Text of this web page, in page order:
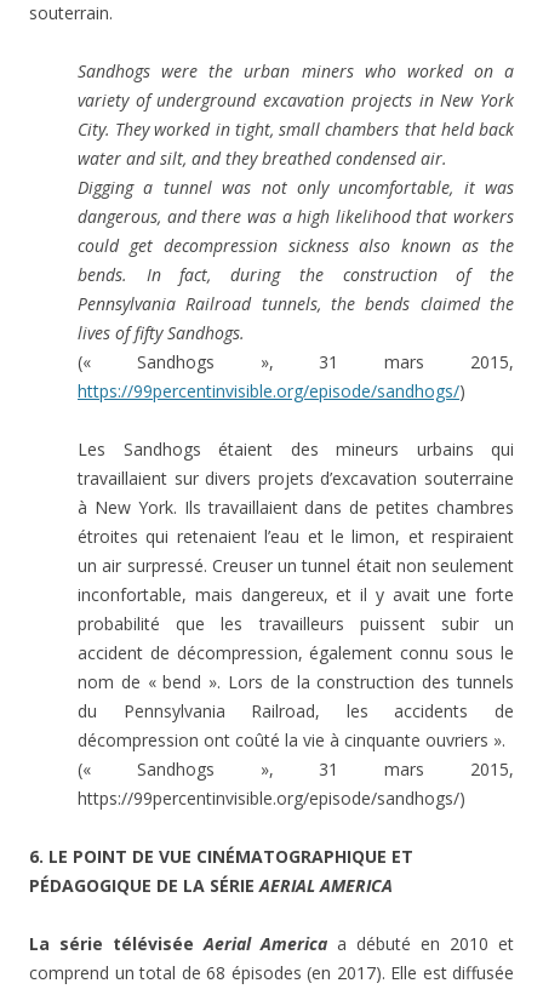
souterrain.
Sandhogs were the urban miners who worked on a
variety of underground excavation projects in New York
City. They worked in tight, small chambers that held back
water and silt, and they breathed condensed air.
Digging a tunnel was not only uncomfortable, it was
dangerous, and there was a high likelihood that workers
could get decompression sickness also known as the
bends. In fact, during the construction of the
Pennsylvania Railroad tunnels, the bends claimed the
lives of fifty Sandhogs.
(« Sandhogs », 31 mars 2015,
https://99percentinvisible.org/episode/sandhogs/)
Les Sandhogs étaient des mineurs urbains qui
travaillaient sur divers projets d’excavation souterraine
à New York. Ils travaillaient dans de petites chambres
étroites qui retenaient l’eau et le limon, et respiraient
un air surpressé. Creuser un tunnel était non seulement
inconfortable, mais dangereux, et il y avait une forte
probabilité que les travailleurs puissent subir un
accident de décompression, également connu sous le
nom de « bend ». Lors de la construction des tunnels
du Pennsylvania Railroad, les accidents de
décompression ont coûté la vie à cinquante ouvriers ».
(« Sandhogs », 31 mars 2015,
https://99percentinvisible.org/episode/sandhogs/)
6. LE POINT DE VUE CINÉMATOGRAPHIQUE ET
PÉDAGOGIQUE DE LA SÉRIEAERIAL AMERICA
La série téléviséeAerial America a débuté en 2010 et
comprend un total de 68 épisodes (en 2017). Elle est diffusée